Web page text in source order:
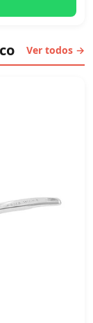
Ver todos →